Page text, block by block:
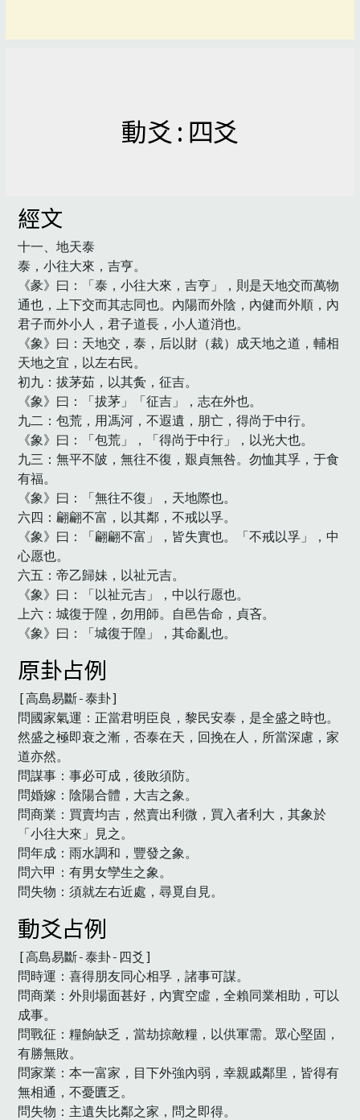
動爻 : 四爻
經文
十一、地天泰
泰，小往大來，吉亨。
《彖》曰：「泰，小往大來，吉亨」，則是天地交而萬物
通也，上下交而其志同也。內陽而外陰，內健而外順，內
君子而外小人，君子道長，小人道消也。
《象》曰：天地交，泰，后以財（裁）成天地之道，輔相
天地之宜，以左右民。
初九：拔茅茹，以其夤，征吉。
《象》曰：「拔茅」「征吉」，志在外也。
九二：包荒，用馮河，不遐遺，朋亡，得尚于中行。
《象》曰：「包荒」，「得尚于中行」，以光大也。
九三：無平不陂，無往不復，艱貞無咎。勿恤其孚，于食
有福。
《象》曰：「無往不復」，天地際也。
六四：翩翩不富，以其鄰，不戒以孚。
《象》曰：「翩翩不富」，皆失實也。「不戒以孚」，中
心愿也。
六五：帝乙歸妹，以祉元吉。
《象》曰：「以祉元吉」，中以行愿也。
上六：城復于隍，勿用師。自邑告命，貞吝。
《象》曰：「城復于隍」，其命亂也。
原卦占例
[高島易斷-泰卦]
問國家氣運：正當君明臣良，黎民安泰，是全盛之時也。
然盛之極即衰之漸，否泰在天，回挽在人，所當深慮，家
道亦然。
問謀事：事必可成，後敗須防。
問婚嫁：陰陽合體，大吉之象。
問商業：買賣均吉，然賣出利微，買入者利大，其象於
「小往大來」見之。
問年成：雨水調和，豐發之象。
問六甲：有男女孿生之象。
問失物：須就左右近處，尋覓自見。
動爻占例
[高島易斷-泰卦-四爻]
問時運：喜得朋友同心相孚，諸事可謀。
問商業：外則場面甚好，內實空虛，全賴同業相助，可以
成事。
問戰征：糧餉缺乏，當劫掠敵糧，以供軍需。眾心堅固，
有勝無敗。
問家業：本一富家，目下外強內弱，幸親戚鄰里，皆得有
無相通，不憂匱乏。
問失物：主遺失比鄰之家，問之即得。